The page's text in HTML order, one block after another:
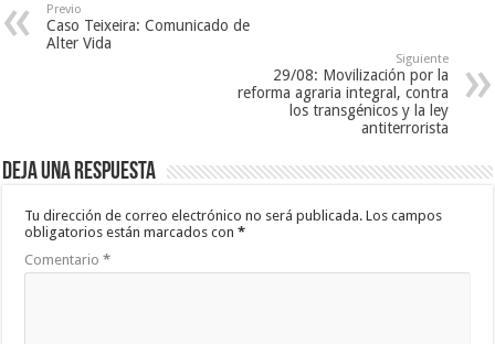
Previo
Caso Teixeira: Comunicado de
Alter Vida
Siguiente
29/08: Movilización por la
reforma agraria integral, contra
los transgénicos y la ley
antiterrorista
Deja una respuesta
Tu dirección de correo electrónico no será publicada. Los campos
obligatorios están marcados con*
Comentario*